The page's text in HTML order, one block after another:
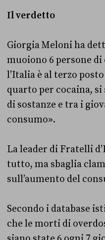
Il verdetto
Giorgia Meloni ha
muoiono 6 persone
l’Italia è al terzo
quarto per cocaina,
di sostanze e tra i
consumo».
La leader di Fratelli
tutto, ma sbaglia
sull’aumento del
Secondo i database
che le morti di